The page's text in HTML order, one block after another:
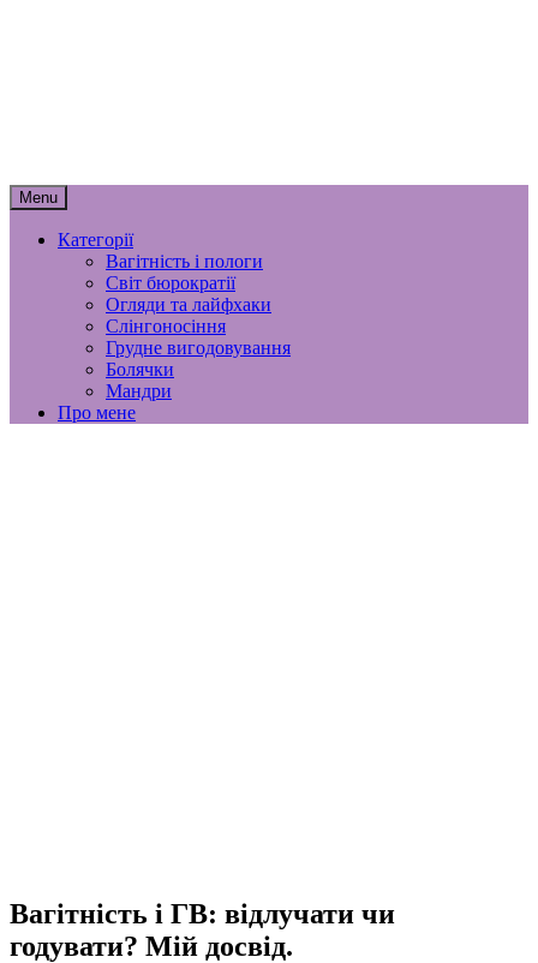
Menu
Категорії
Вагітність і пологи
Світ бюрократії
Огляди та лайфхаки
Слінгоносіння
Грудне вигодовування
Болячки
Мандри
Про мене
Вагітність і ГВ: відлучати чи
годувати? Мій досвід.